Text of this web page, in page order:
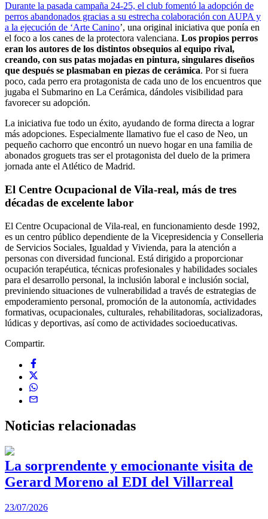
Durante la pasada campaña 24-25, el club fomentó la adopción de
perros abandonados gracias a su estrecha colaboración con AUPA y
a la ejecución de ‘Arte Canino’, una original iniciativa que ponía en
el foco a los canes de la protectora valenciana. Los propios perros
eran los autores de los distintos obsequios al equipo rival,
creando, con sus patas mojadas en pintura, singulares diseños
que después se plasmaban en piezas de cerámica. Por si fuera
poco, cada perro era protagonista de cada uno de los encuentros que
jugaba el Submarino en La Cerámica, dándoles visibilidad para
favorecer su adopción.
La iniciativa fue todo un éxito, ayudando de forma directa a lograr
más adopciones. Especialmente llamativo fue el caso de Neo, un
pequeño cachorro que encontró un nuevo hogar en una familia de
abonados groguets tras ser el protagonista del duelo de la primera
jornada ante el Atlético de Madrid.
El Centre Ocupacional de Vila-real, más de tres
décadas de excelente labor
El Centre Ocupacional de Vila-real, en funcionamiento desde 1992,
es un centro público dependiente de la Vicepresidencia y Conselleria
de Servicios Sociales, Igualdad y Vivienda, para la atención a
personas con diversidad funcional. Está dirigido a proporcionar
ocupación terapéutica, técnicas profesionales y habilidades sociales
para el desarrollo personal, la inclusión laboral e inclusión social,
previniendo situaciones de vulnerabilidad a través de estrategias de
empoderamiento personal, promoción de la autonomía, actividades
formativas, ocupacionales, culturales, rehabilitadoras, socializadoras,
lúdicas y deportivas, así como de actividades socioeducativas.
Compartir.
Noticias relacionadas
La sorprendente y emocionante visita de
Gerard Moreno al EDI del Villarreal
23/07/2026